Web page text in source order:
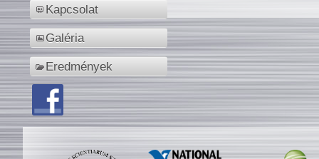
Kapcsolat
Galéria
Eredmények